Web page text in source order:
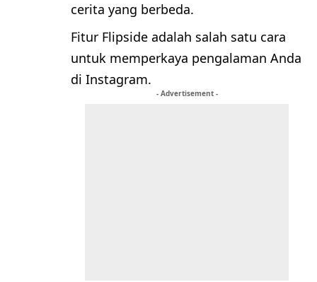
cerita yang berbeda.
Fitur Flipside adalah salah satu cara
untuk memperkaya pengalaman Anda
di Instagram.
- Advertisement -